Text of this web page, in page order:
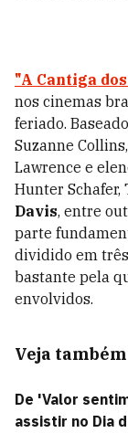
"A Cantiga
nos cinemas
feriado. Baseado
Suzanne Collins,
Lawrence e
Hunter Schafer,
Davis, entre
parte
dividido em
bastante pela
envolvidos.
Veja também
De 'Valor
assistir no Dia